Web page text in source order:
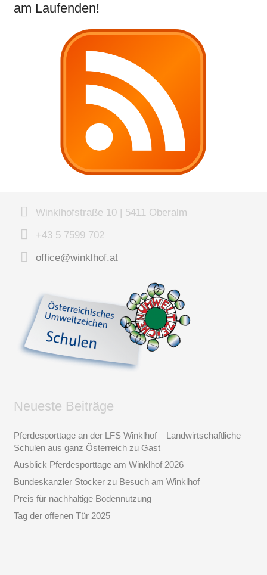
am Laufenden!
Winklhofstraße 10 | 5411 Oberalm
+43 5 7599 702
office@winklhof.at
Neueste Beiträge
Pferdesporttage an der LFS Winklhof – Landwirtschaftliche
Schulen aus ganz Österreich zu Gast
Ausblick Pferdesporttage am Winklhof 2026
Bundeskanzler Stocker zu Besuch am Winklhof
Preis für nachhaltige Bodennutzung
Tag der offenen Tür 2025